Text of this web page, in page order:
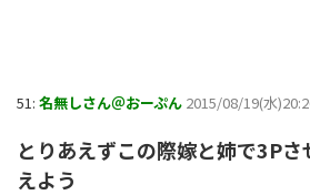
51: 名無しさん＠おーぷん 2015/08/19(水
とりあえずこの際嫁と姉で3P
えよう